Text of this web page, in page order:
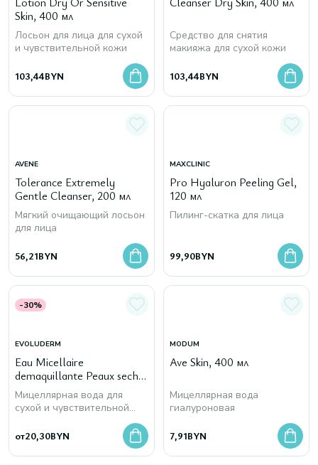
Skin, 400 мл
Лосьон для лица для сухой
и чувствительной кожи
103,44BYN
Средство для снятия
макияжа для сухой кожи
103,44BYN
AVENE
Tolerance Extremely
Gentle Cleanser, 200 мл
Мягкий очищающий лосьон
для лица
56,21BYN
MAXCLINIC
Pro Hyaluron Peeling Gel,
120 мл
Пилинг-скатка для лица
99,90BYN
-30%
EVOLUDERM
Eau Micellaire
demaquillante Peaux seches
et sensibles
Мицеллярная вода для
сухой и чувствительной
от20,30BYN
MODUM
Ave Skin, 400 мл
Мицеллярная вода
гиалуроновая
7,91BYN